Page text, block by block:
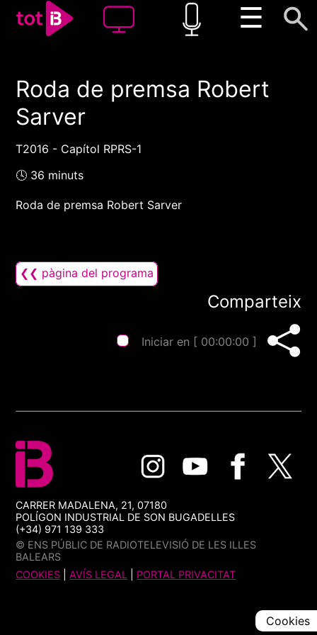
☰
00:00 00:00
Roda de premsa Robert
Sarver
T2016 - Capítol RPRS-1
🕓 36 minuts
Roda de premsa Robert Sarver
❮❮ pàgina del programa
Comparteix
Iniciar en [ 00:00:00 ]
CARRER MADALENA, 21, 07180
POLÍGON INDUSTRIAL DE SON BUGADELLES
(+34) 971 139 333
© ENS PÚBLIC DE RADIOTELEVISIÓ DE LES ILLES
BALEARS
COOKIES |AVÍS LEGAL PORTAL PRIVACITAT
Cookies